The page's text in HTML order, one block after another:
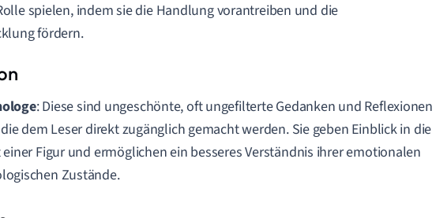
spielen, indem sie die Handlung vorantreiben und die
fördern.
: Diese sind ungeschönte, oft ungefilterte Gedanken und Reflexionen
dem Leser direkt zugänglich gemacht werden. Sie geben Einblick in die
Figur und ermöglichen ein besseres Verständnis ihrer emotionalen
Zustände.